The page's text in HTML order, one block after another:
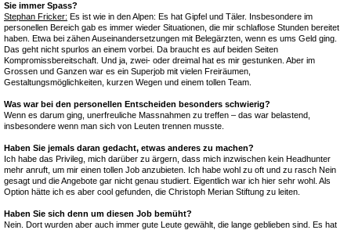
Sie immer Spass?
Stephan Fricker: Es ist wie in den Alpen: Es hat Gipfel und Täler. Insbesondere im
personellen Bereich gab es immer wieder Situationen, die mir schlaflose Stunden bereitet
haben. Etwa bei zähen Auseinandersetzungen mit Belegärzten, wenn es ums Geld ging.
Das geht nicht spurlos an einem vorbei. Da braucht es auf beiden Seiten
Kompromissbereitschaft. Und ja, zwei- oder dreimal hat es mir gestunken. Aber im
Grossen und Ganzen war es ein Superjob mit vielen Freiräumen,
Gestaltungsmöglichkeiten, kurzen Wegen und einem tollen Team.
Was war bei den personellen Entscheiden besonders schwierig?
Wenn es darum ging, unerfreuliche Massnahmen zu treffen – das war belastend,
insbesondere wenn man sich von Leuten trennen musste.
Haben Sie jemals daran gedacht, etwas anderes zu machen?
Ich habe das Privileg, mich darüber zu ärgern, dass mich inzwischen kein Headhunter
mehr anruft, um mir einen tollen Job anzubieten. Ich habe wohl zu oft und zu rasch Nein
gesagt und die Angebote gar nicht genau studiert. Eigentlich war ich hier sehr wohl. Als
Option hätte ich es aber cool gefunden, die Christoph Merian Stiftung zu leiten.
Haben Sie sich denn um diesen Job bemüht?
Nein. Dort wurden aber auch immer gute Leute gewählt, die lange geblieben sind. Es hat